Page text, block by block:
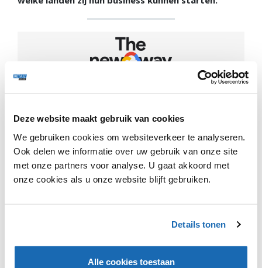
Deze website maakt gebruik van cookies
We gebruiken cookies om websiteverkeer te analyseren.
Ook delen we informatie over uw gebruik van onze site
met onze partners voor analyse. U gaat akkoord met
onze cookies als u onze website blijft gebruiken.
Details tonen
Alle cookies toestaan
De provincie Overijssel biedt ondernemers een gratis
internationale QuickScan, die verschillende
succesfactoren en de online vraag analyseert in
verschillende landen. De gemeente Overijssel werkt
hiervoor samen met Internet marketingbureau Seeders,
Exxtra, Ionmoon en Tothem. Bedrijven uit Overijssel
deze scan. Wanneer bedrijven de adviezen uit de scan
krijgen van de gemeente. Maken ze er geen gebruik
van, dan moeten zij 850 euro terugbetalen.